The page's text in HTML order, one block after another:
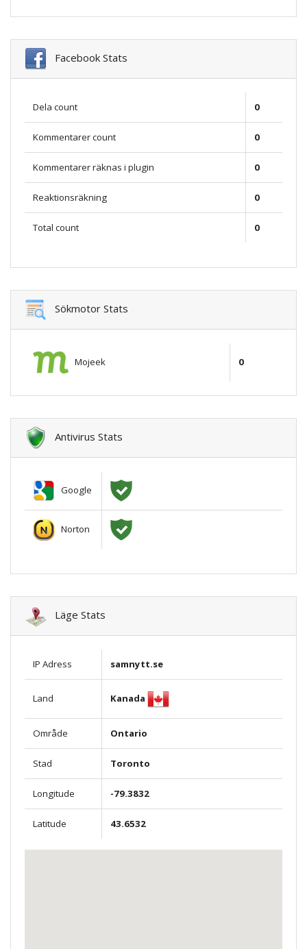
Facebook Stats
Dela count 0
Kommentarer count 0
Kommentarer räknas i plugin 0
Reaktionsräkning 0
Total count 0
Sökmotor Stats
Mojeek 0
Antivirus Stats
Google
Norton
Läge Stats
IP Adress samnytt.se
Land Kanada
Område Ontario
Stad Toronto
Longitude -79.3832
Latitude 43.6532